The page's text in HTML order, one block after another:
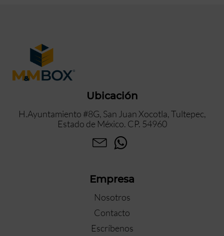
Ubicación
H.Ayuntamiento #8G, San Juan Xocotla, Tultepec,
Estado de México. CP. 54960
Empresa
Nosotros
Contacto
Escríbenos